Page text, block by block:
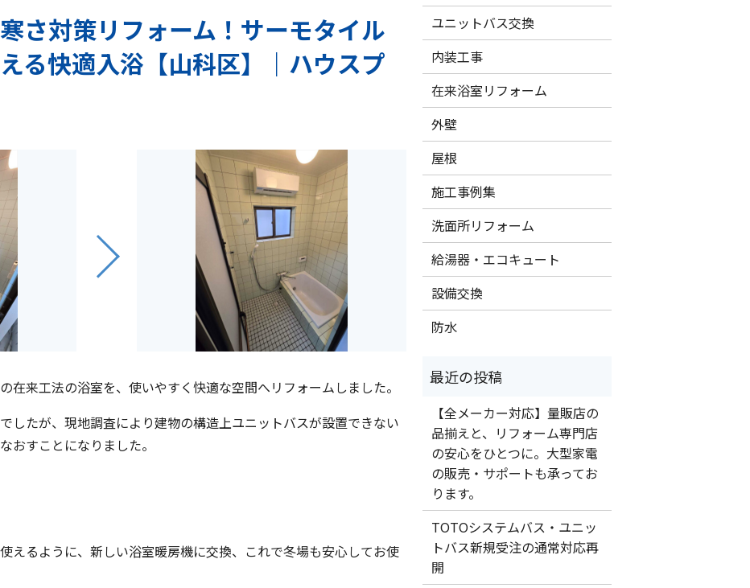
さ対策リフォーム！サーモタイル
る快適入浴【山科区】｜ハウスプ
在来工法の浴室を、使いやすく快適な空間へリフォームしました。
したが、現地調査により建物の構造上ユニットバスが設置できない
おすことになりました。
えるように、新しい浴室暖房機に交換、これで冬場も安心してお使
ユニットバス交換
内装工事
在来浴室リフォーム
外壁
屋根
施工事例集
洗面所リフォーム
給湯器・エコキュート
設備交換
防水
【全メーカー対応】量販店の
品揃えと、リフォーム専門店
の安心をひとつに。大型家電
の販売・サポートも承ってお
ります。
TOTOシステムバス・ユニッ
トバス新規受注の通常対応再
開